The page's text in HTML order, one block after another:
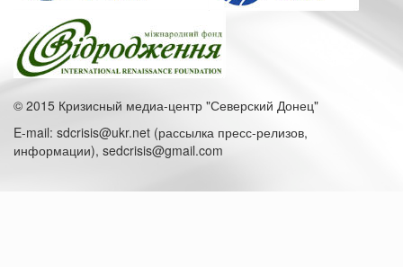
міста»
© 2015 Кризисный медиа-центр "Северский Донец"
E-mail: sdcrisis@ukr.net (рассылка пресс-релизов,
информации), sedcrisis@gmail.com